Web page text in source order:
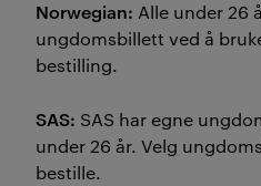
Norwegian: Alle under 26
ungdomsbillett ved å
bestilling.
SAS: SAS har egne
under 26 år. Velg
bestille.